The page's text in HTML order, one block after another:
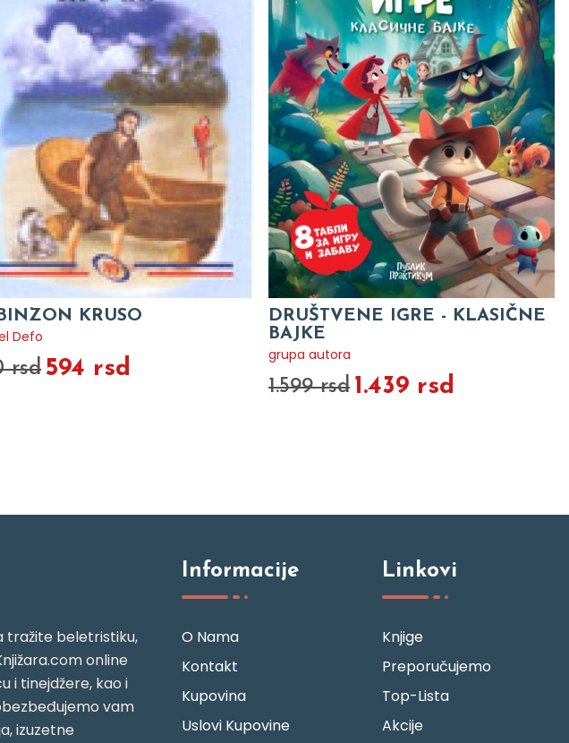
KRUSO
Defo
rsd 594 rsd
DRUŠTVENE IGRE - KLASIČNE
BAJKE
grupa autora
1.599 rsd 1.439 rsd
tražite beletristiku,
online
i tinejdžere, kao i
vam
izuzetne
Informacije
O Nama
Kontakt
Kupovina
Uslovi Kupovine
Linkovi
Knjige
Preporučujemo
Top-Lista
Akcije